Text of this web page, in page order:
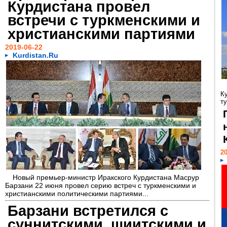
Курдистана провел
встречи с туркменскими и
христианскими партиями
2019-06-22
Kurdistan.Ru
Новый премьер-министр Иракского Курдистана Масрур
Барзани 22 июня провел серию встреч с туркменскими и
христианскими политическими партиями...
Барзани встретился с